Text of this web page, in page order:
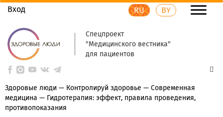
Вход RU BY
Спецпроект
"Медицинского вестника"
для пациентов
Здоровые люди — Контролируй здоровье — Современная
медицина — Гидротерапия: эффект, правила проведения,
противопоказания